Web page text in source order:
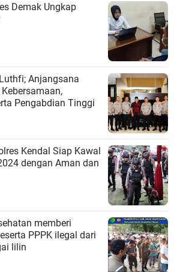
Demak Ungkap
Anjangsana
Pengabdian Tinggi
Kendal Siap Kawal
dengan Aman dan
memberi
lilin